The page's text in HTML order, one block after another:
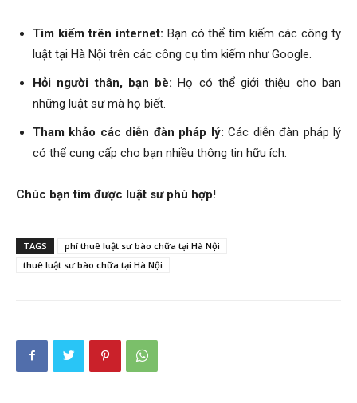
Tìm kiếm trên internet: Bạn có thể tìm kiếm các công ty
luật tại Hà Nội trên các công cụ tìm kiếm như Google.
Hỏi người thân, bạn bè: Họ có thể giới thiệu cho bạn
những luật sư mà họ biết.
Tham khảo các diễn đàn pháp lý: Các diễn đàn pháp lý
có thể cung cấp cho bạn nhiều thông tin hữu ích.
Chúc bạn tìm được luật sư phù hợp!
TAGS
phí thuê luật sư bào chữa tại Hà Nội
thuê luật sư bào chữa tại Hà Nội